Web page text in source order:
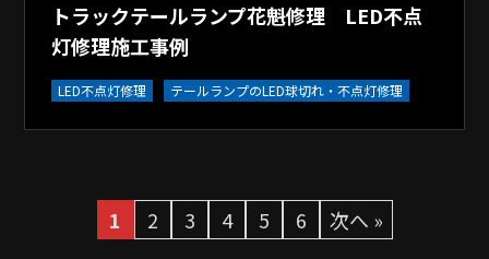
トラックテールランプ花魁修理 LED不点
灯修理施工事例
LED不点灯修理 テールランプのLED球切れ・不点灯修理
1 2 3 4 5 6 次へ »